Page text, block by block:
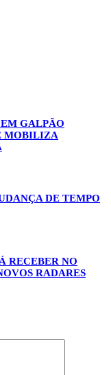
GALPÃO
MOBILIZA
DE TEMPO
RECEBER NO
RADARES